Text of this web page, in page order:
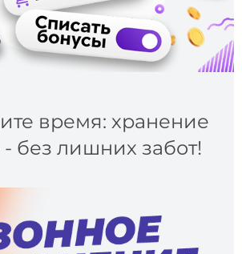
время: хранение
- без лишних забот!